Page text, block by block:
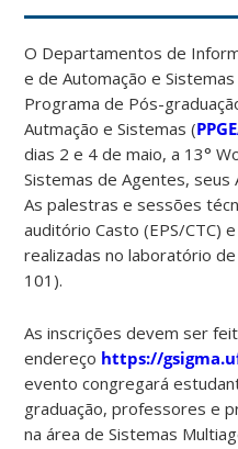
O Departamentos de
e de Automação e Sistemas
Programa de Pós-
Autmação e Sistemas (
dias 2 e 4 de maio, a 13°
Sistemas de Agentes, seus
As palestras e sessões
auditório Casto (EPS/CTC)
realizadas no laboratório
101).
As inscrições devem ser
endereço https://
evento congregará
graduação, professores e
na área de Sistemas